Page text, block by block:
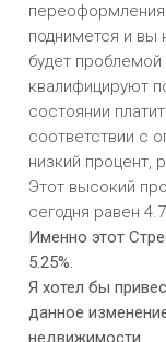
поднимется и вы
будет
квалифицируют
состоянии
соответствии с
низкий процент,
Этот высокий
сегодня равен
Именно этот
5.25%.
Я хотел бы
данное
недвижимости.